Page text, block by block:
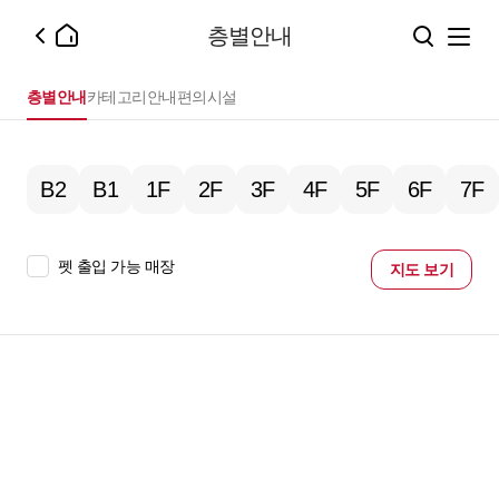
층별안내
층별안내 카테고리안내편의시설
B2 B1 1F 2F 3F 4F 5F 6F 7F
펫 출입 가능 매장 지도 보기